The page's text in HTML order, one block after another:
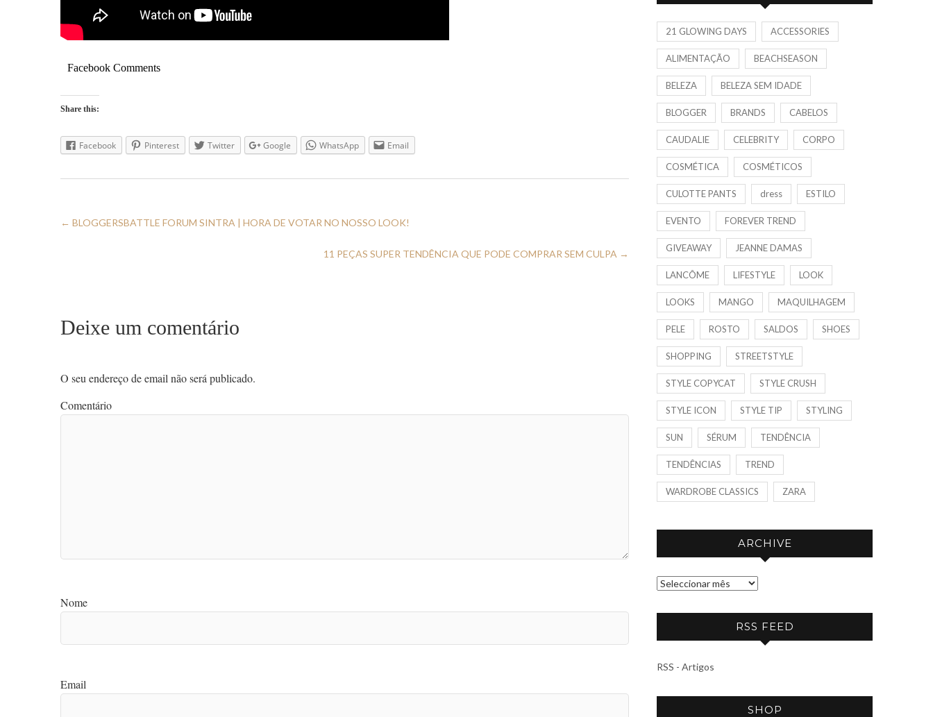
Facebook Comments
Share this:
Facebook Pinterest Twitter Google WhatsApp Email
← BLOGGERSBATTLE FORUM SINTRA | HORA DE VOTAR NO NOSSO LOOK!
11 PEÇAS SUPER TENDÊNCIA QUE PODE COMPRAR SEM CULPA →
Deixe um comentário
O seu endereço de email não será publicado.
Comentário
Nome
Email
21 GLOWING DAYS ACCESSORIES
ALIMENTAÇÃO BEACHSEASON
BELEZA BELEZA SEM IDADE
BLOGGER BRANDS CABELOS
CAUDALIE CELEBRITY CORPO
COSMÉTICA COSMÉTICOS
CULOTTE PANTS dress ESTILO
EVENTO FOREVER TREND
GIVEAWAY JEANNE DAMAS
LANCÔME LIFESTYLE LOOK
LOOKS MANGO MAQUILHAGEM
PELE ROSTO SALDOS SHOES
SHOPPING STREETSTYLE
STYLE COPYCAT STYLE CRUSH
STYLE ICON STYLE TIP STYLING
SUN SÉRUM TENDÊNCIA
TENDÊNCIAS TREND
WARDROBE CLASSICS ZARA
ARCHIVE
A
V
RSS FEED
RSS - Artigos
SHOP